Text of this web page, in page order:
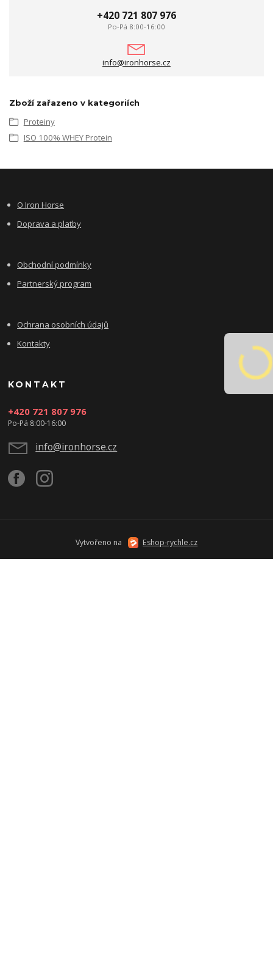
+420 721 807 976
Po-Pá 8:00-16:00
info@ironhorse.cz
Zboží zařazeno v kategoriích
Proteiny
ISO 100% WHEY Protein
O Iron Horse
Doprava a platby
Obchodní podmínky
Partnerský program
Ochrana osobních údajů
Kontakty
KONTAKT
+420 721 807 976
Po-Pá 8:00-16:00
info@ironhorse.cz
Vytvořeno na Eshop-rychle.cz